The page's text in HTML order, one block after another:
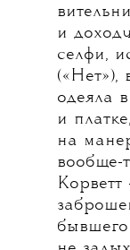
и
селфи,
(«Нет»),
одеяла
и
на
вообще-
Корветт